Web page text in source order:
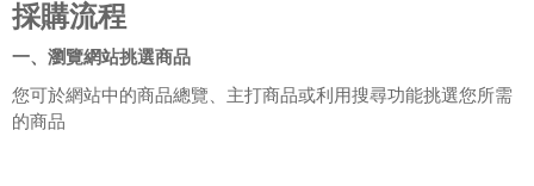
採購流程
一、瀏覽網站挑選商品
您可於網站中的商品總覽、主打商品或利用搜尋功能挑選您所需
的商品